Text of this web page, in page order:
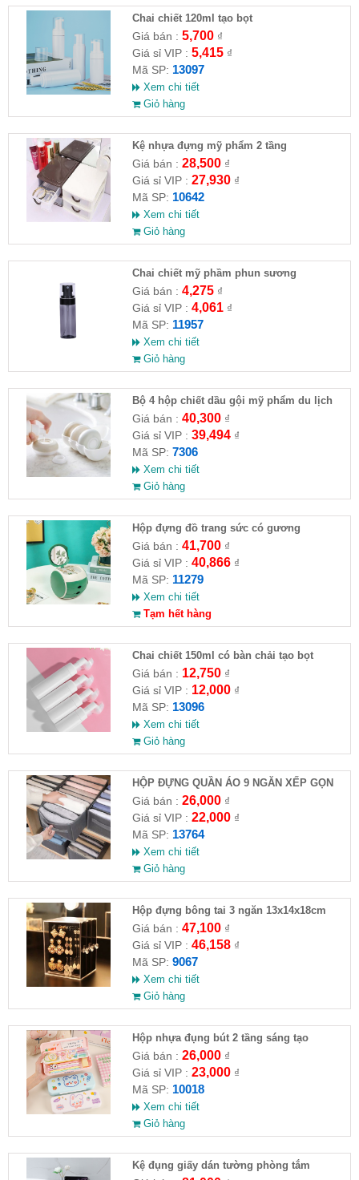
Chai chiết 120ml tạo bọt
Giá bán : 5,700₫
Giá sỉ VIP : 5,415₫
Mã SP: 13097
Xem chi tiết
Giỏ hàng
Kệ nhựa đựng mỹ phẩm 2 tầng
Giá bán : 28,500₫
Giá sỉ VIP : 27,930₫
Mã SP: 10642
Xem chi tiết
Giỏ hàng
Chai chiết mỹ phầm phun sương
Giá bán : 4,275₫
Giá sỉ VIP : 4,061₫
Mã SP: 11957
Xem chi tiết
Giỏ hàng
Bộ 4 hộp chiết dầu gội mỹ phẩm du lịch
Giá bán : 40,300₫
Giá sỉ VIP : 39,494₫
Mã SP: 7306
Xem chi tiết
Giỏ hàng
Hộp đựng đồ trang sức có gương
Giá bán : 41,700₫
Giá sỉ VIP : 40,866₫
Mã SP: 11279
Xem chi tiết
Tạm hết hàng
Chai chiết 150ml có bàn chải tạo bọt
Giá bán : 12,750₫
Giá sỉ VIP : 12,000₫
Mã SP: 13096
Xem chi tiết
Giỏ hàng
HỘP ĐỰNG QUẦN ÁO 9 NGĂN XẾP GỌN
Giá bán : 26,000₫
Giá sỉ VIP : 22,000₫
Mã SP: 13764
Xem chi tiết
Giỏ hàng
Hộp đựng bông tai 3 ngăn 13x14x18cm
Giá bán : 47,100₫
Giá sỉ VIP : 46,158₫
Mã SP: 9067
Xem chi tiết
Giỏ hàng
Hộp nhựa đụng bút 2 tầng sáng tạo
Giá bán : 26,000₫
Giá sỉ VIP : 23,000₫
Mã SP: 10018
Xem chi tiết
Giỏ hàng
Kệ đụng giấy dán tường phòng tắm